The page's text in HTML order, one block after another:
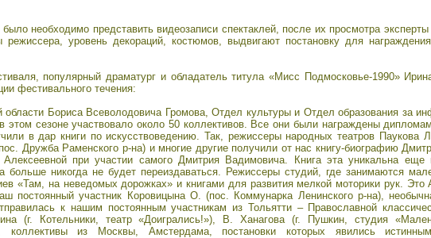
необходимо представить видеозаписи спектаклей, после их просмотра
уровень декораций, костюмов, выдвигают постановку для
популярный драматург и обладатель титула «Мисс Подмосковье-1990»
фестивального течения:
области Бориса Всеволодовича Громова, Отдел культуры и Отдел образования за
этом сезоне участвовало около 50 коллективов. Все они были награждены
в дар книги по искусствоведению. Так, режиссеры народных театров Паукова
Дружба Раменского р-на) и многие другие получили от нас книгу-биографию
при участии самого Дмитрия Вадимовича. Книга эта уникальна
больше никогда не будет переиздаваться. Режиссеры студий, где занимаются
«Там, на неведомых дорожках» и книгами для развития мелкой моторики рук. Это
постоянный участник Коровицына О. (пос. Коммунарка Ленинского р-на),
к нашим постоянным участникам из Тольятти – Православной
(г. Котельники, театр «Доигрались!»), В. Ханагова (г. Пушкин, студия
коллективы из Москвы, Амстердама, постановки которых явились